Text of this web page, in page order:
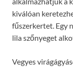
kiválóan
fűszerkertet. Egy
lila szőnyeget
Vegyes